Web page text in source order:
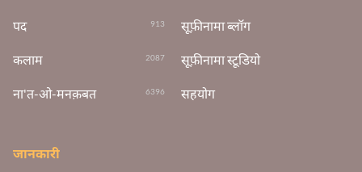
पद 913
कलाम 2087
ना'त-ओ-मनक़बत 6396
सूफ़ीनामा ब्लॉग
सूफ़ीनामा स्टूडियो
सहयोग
जानकारी